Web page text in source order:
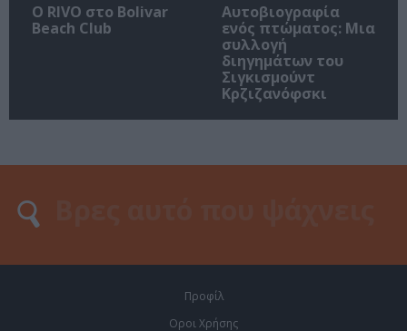
Ο RIVO στο Bolivar
Beach Club
Αυτοβιογραφία
ενός πτώματος: Μια
συλλογή
διηγημάτων του
Σιγκισμούντ
Κρζιζανόφσκι
Προφίλ
Οροι Χρήσης